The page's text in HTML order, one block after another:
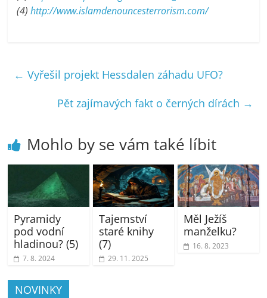
(4)http://www.islamdenouncesterrorism.com/
← Vyřešil projekt Hessdalen záhadu UFO?
Pět zajímavých fakt o černých dírách →
Mohlo by se vám také líbit
Pyramidy
pod vodní
hladinou? (5)
7. 8. 2024
Tajemství
staré knihy
(7)
29. 11. 2025
Měl Ježíš
manželku?
16. 8. 2023
NOVINKY